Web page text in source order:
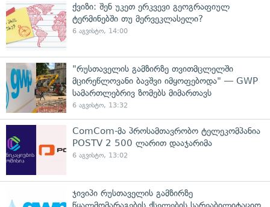
ქვიზი: შენ უკეთ ერკვევი გეოგრაფიულ
ტერმინებში თუ მერვეკლასელი?
6 აგვისტო, 14:00
"რუსთაველის გამზირზე თვითმცლელში
მცირეწლოვანი ბავშვი იმყოფებოდა" — GWP
სამართლებრივ ზომებს მიმართავს
6 აგვისტო, 13:32
ComCom-მა პროსამთავრობო ტელეკომპანია
POSTV 2 500 ლარით დააჯარიმა
6 აგვისტო, 13:02
ჯივიპი რუსთაველის გამზირზე